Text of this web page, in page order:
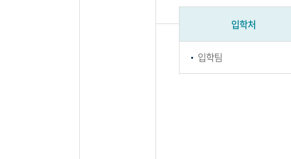
입학처
입학팀